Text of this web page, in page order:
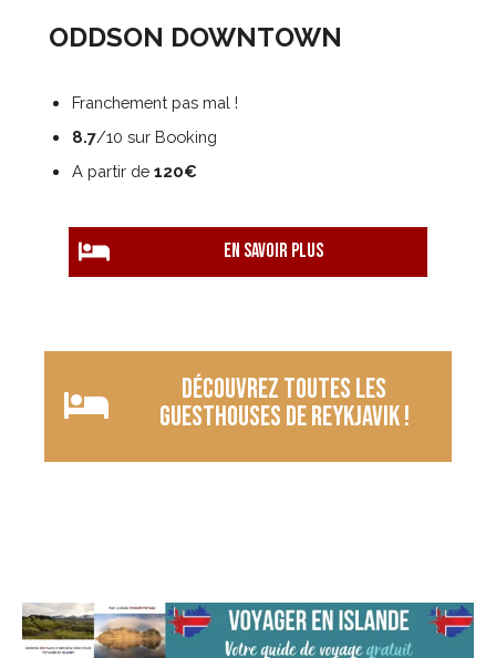
ODDSON DOWNTOWN
Franchement pas mal !
8.7/10 sur Booking
A partir de 120€
EN savoir plus
Découvrez toutes les
guesthouses de Reykjavik !